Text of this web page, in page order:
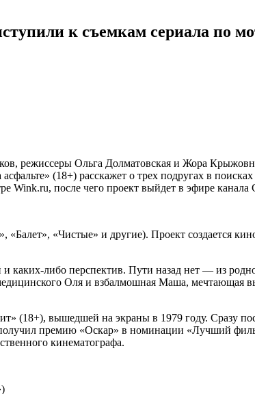
к съемкам сериала по
режиссеры Ольга Долматовская и Жора
(18+) расскажет о трех подругах в
Wink.ru, после чего проект выйдет в эфире
«Чистые» и другие). Проект создается
либо перспектив. Пути назад нет — из
Оля и взбалмошная Маша, мечтающая
(18+), вышедшей на экраны в 1979 году. Сразу
премию «Оскар» в номинации «Лучший
кинематографа.